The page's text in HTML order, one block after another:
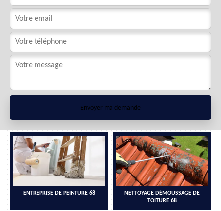
ENTREPRISE DE PEINTURE 68
NETTOYAGE DÉMOUSSAGE DE
TOITURE 68